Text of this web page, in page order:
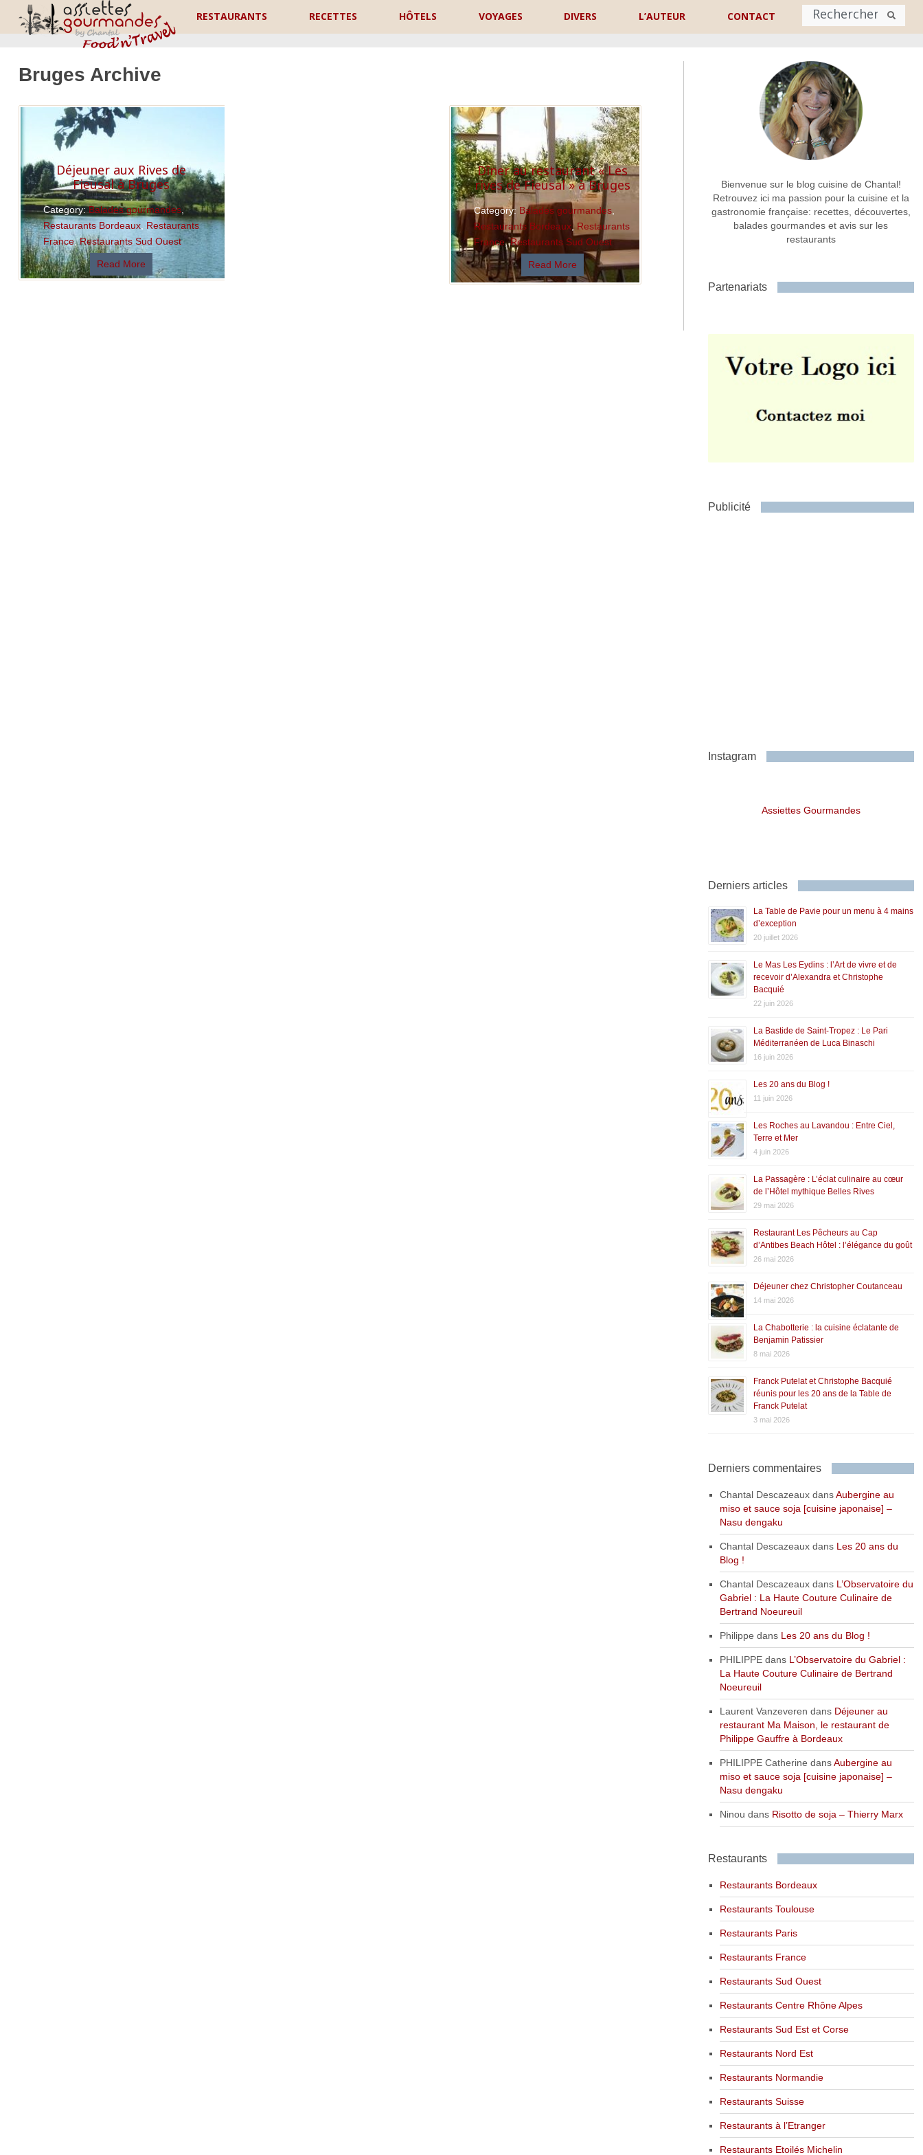
RESTAURANTS RECETTES HÔTELS VOYAGES DIVERS L’AUTEUR CONTACT
Prénom Nom
Adresse de contact
Commentaire ou message *
Bruges Archive
Déjeuner aux Rives de
Fieusal à Bruges
Category:Balades gourmandes,
Restaurants Bordeaux, Restaurants
France,Restaurants Sud Ouest
Read More
Dîner au restaurant « Les
rives de Fieusal » à Bruges
Category: Balades gourmandes,
Restaurants Bordeaux, Restaurants
France,Restaurants Sud Ouest
Read More
Bienvenue sur le blog cuisine de Chantal!
Retrouvez ici ma passion pour la cuisine et la
gastronomie française: recettes, découvertes,
balades gourmandes et avis sur les
restaurants
Partenariats
Publicité
Instagram
Assiettes Gourmandes
Derniers articles
La Table de Pavie pour un menu à 4 mains
d’exception
20 juillet 2026
Le Mas Les Eydins : l’Art de vivre et de
recevoir d’Alexandra et Christophe
Bacquié
22 juin 2026
La Bastide de Saint-Tropez : Le Pari
Méditerranéen de Luca Binaschi
16 juin 2026
Les 20 ans du Blog !
11 juin 2026
Les Roches au Lavandou : Entre Ciel,
Terre et Mer
4 juin 2026
La Passagère : L’éclat culinaire au cœur
de l’Hôtel mythique Belles Rives
29 mai 2026
Restaurant Les Pêcheurs au Cap
d’Antibes Beach Hôtel : l’élégance du goût
26 mai 2026
Déjeuner chez Christopher Coutanceau
14 mai 2026
La Chabotterie : la cuisine éclatante de
Benjamin Patissier
8 mai 2026
Franck Putelat et Christophe Bacquié
réunis pour les 20 ans de la Table de
Franck Putelat
3 mai 2026
Derniers commentaires
Chantal DescazeauxdansAubergine au
miso et sauce soja [cuisine japonaise] –
Nasu dengaku
Chantal Descazeauxdans Les 20 ans du
Blog !
Chantal Descazeauxdans L’Observatoire du
Gabriel : La Haute Couture Culinaire de
Bertrand Noeureuil
Philippe dans Les 20 ans du Blog !
PHILIPPEdans L’Observatoire du Gabriel :
La Haute Couture Culinaire de Bertrand
Noeureuil
Laurent Vanzeveren dans Déjeuner au
restaurant Ma Maison, le restaurant de
Philippe Gauffre à Bordeaux
PHILIPPE Catherine dansAubergine au
miso et sauce soja [cuisine japonaise] –
Nasu dengaku
Ninou dans Risotto de soja – Thierry Marx
Restaurants
Restaurants Bordeaux
Restaurants Toulouse
Restaurants Paris
Restaurants France
Restaurants Sud Ouest
Restaurants Centre Rhône Alpes
Restaurants Sud Est et Corse
Restaurants Nord Est
Restaurants Normandie
Restaurants Suisse
Restaurants à l’Etranger
Restaurants Etoilés Michelin